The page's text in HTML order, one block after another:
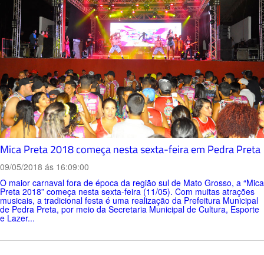
Mica Preta 2018 começa nesta sexta-feira em Pedra Preta
09/05/2018 ás 16:09:00
O maior carnaval fora de época da região sul de Mato Grosso, a “Mica
Preta 2018” começa nesta sexta-feira (11/05). Com muitas atrações
musicais, a tradicional festa é uma realização da Prefeitura Municipal
de Pedra Preta, por meio da Secretaria Municipal de Cultura, Esporte
e Lazer...